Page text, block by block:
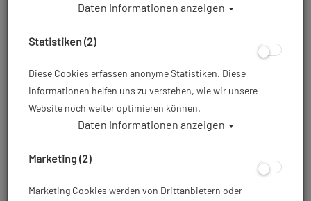
Daten Informationen anzeigen
Statistiken (2)
Diese Cookies erfassen anonyme Statistiken. Diese
Informationen helfen uns zu verstehen, wie wir unsere
Website noch weiter optimieren können.
Daten Informationen anzeigen
Marketing (2)
Marketing Cookies werden von Drittanbietern oder